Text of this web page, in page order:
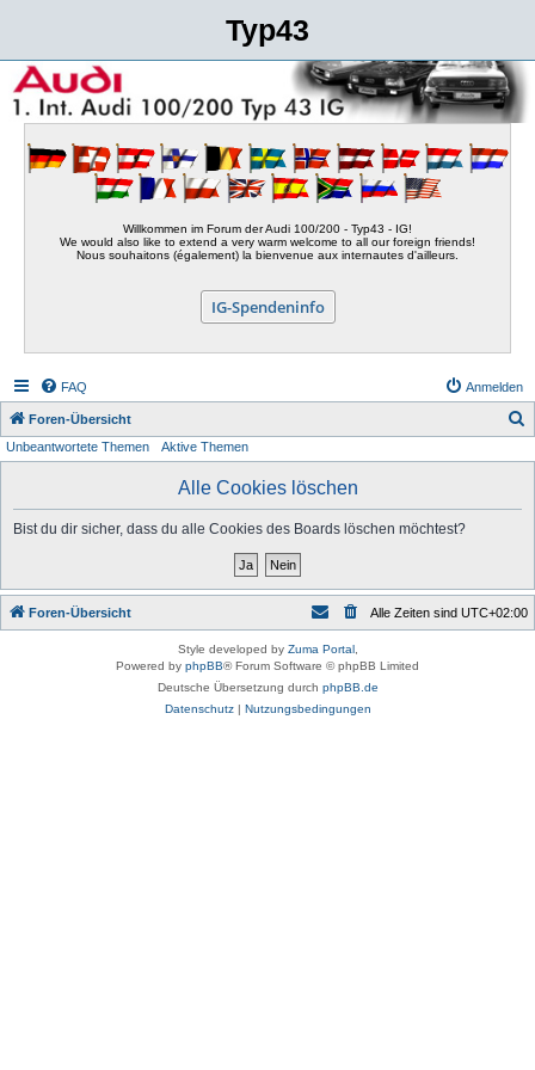
Typ43
Willkommen im Forum der Audi 100/200 - Typ43 - IG!
We would also like to extend a very warm welcome to all our foreign friends!
Nous souhaitons (également) la bienvenue aux internautes d'ailleurs.
IG-Spendeninfo
FAQ Anmelden
Foren-Übersicht
Unbeantwortete Themen Aktive Themen
Alle Cookies löschen
Bist du dir sicher, dass du alle Cookies des Boards löschen möchtest?
Foren-Übersicht Alle Zeiten sind UTC+02:00
Style developed by Zuma Portal,
Powered by phpBB® Forum Software © phpBB Limited
Deutsche Übersetzung durch phpBB.de
Datenschutz| Nutzungsbedingungen